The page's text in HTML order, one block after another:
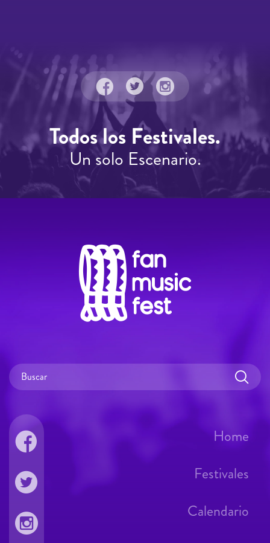
Todos los Festivales.
Un solo Escenario.
Home
Festivales
Calendario